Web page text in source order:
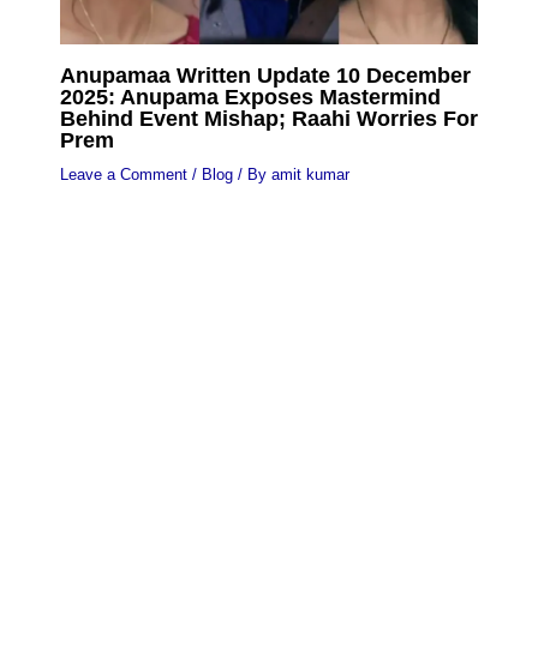
Anupamaa Written Update 10 December
2025: Anupama Exposes Mastermind
Behind Event Mishap; Raahi Worries For
Prem
Leave a Comment / Blog/ By amit kumar